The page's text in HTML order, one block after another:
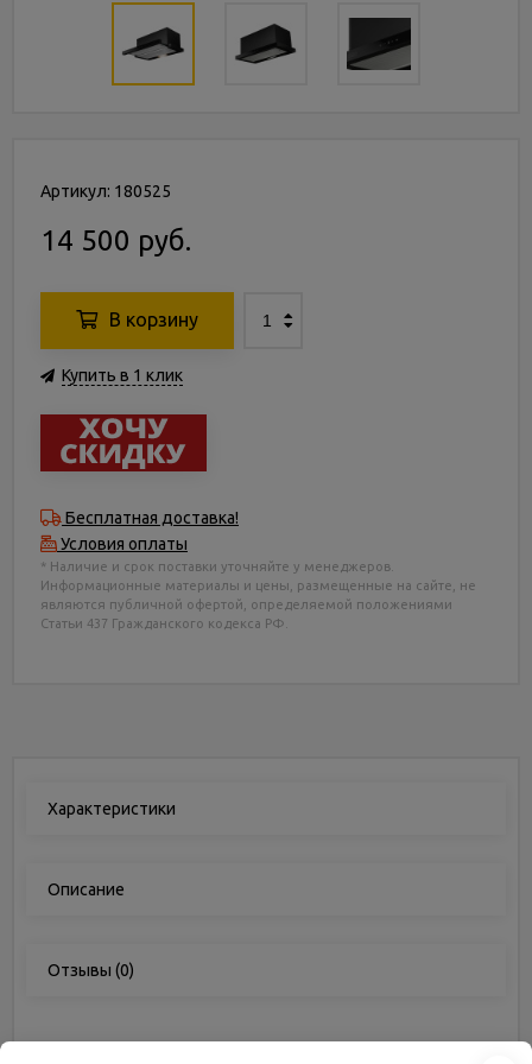
Артикул: 180525
14 500 руб.
В корзину
Купить в 1 клик
Бесплатная доставка!
Условия оплаты
* Наличие и срок поставки уточняйте у менеджеров.
Информационные материалы и цены, размещенные на сайте, не
являются публичной офертой, определяемой положениями
Статьи 437 Гражданского кодекса РФ.
Характеристики
Описание
Отзывы (0)